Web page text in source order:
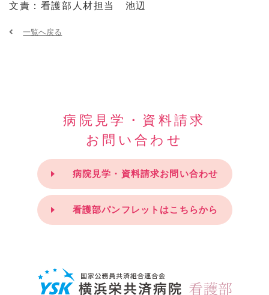
文責：看護部人材担当 池辺
一覧へ戻る
病院見学・資料請求
お問い合わせ
病院見学・資料請求お問い合わせ
看護部パンフレットはこちらから